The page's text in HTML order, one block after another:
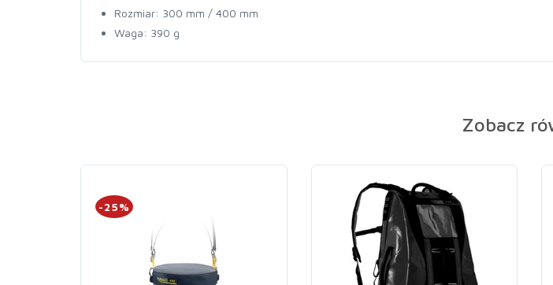
Rozmiar: 300 mm / 400 mm
Waga: 390 g
Zobacz
-25%